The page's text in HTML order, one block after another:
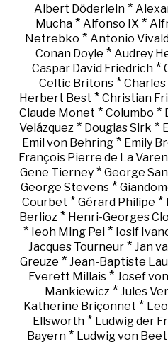
Albert Döderlein*
Mucha * Alfonso IX *
Netrebko * Antonio
Conan Doyle * Audrey
Caspar David Friedrich*
Celtic Britons *
Herbert Best * Christian
Claude Monet * Columbo *
Velázquez * Douglas Sirk *
Emil von Behring * Emily
François Pierre de La
Gene Tierney * George
George Stevens *
Courbet * Gérard Philipe *
Berlioz * Henri-Georges
* Ieoh Ming Pei * Iosif
Jacques Tourneur* Jan
Greuze * Jean-Baptiste
Everett Millais * Josef
Mankiewicz * Jules
Katherine Briçonnet *
Ellsworth* Ludwig der
Bayern* Ludwig von